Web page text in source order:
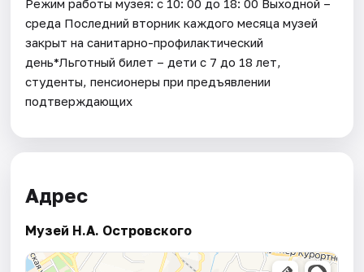
Режим работы музея: с 10: 00 до 18: 00 Выходной –
среда Последний вторник каждого месяца музей
закрыт на санитарно-профилактический
день*Льготный билет – дети с 7 до 18 лет,
студенты, пенсионеры при предъявлении
подтверждающих
Адрес
Музей Н.А. Островского